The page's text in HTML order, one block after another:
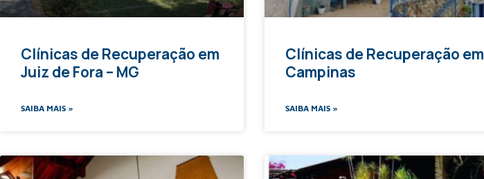
Clínicas de Recuperação em
Juiz de Fora – MG
SAIBA MAIS »
Clínicas de Recuperação em
Campinas
SAIBA MAIS »